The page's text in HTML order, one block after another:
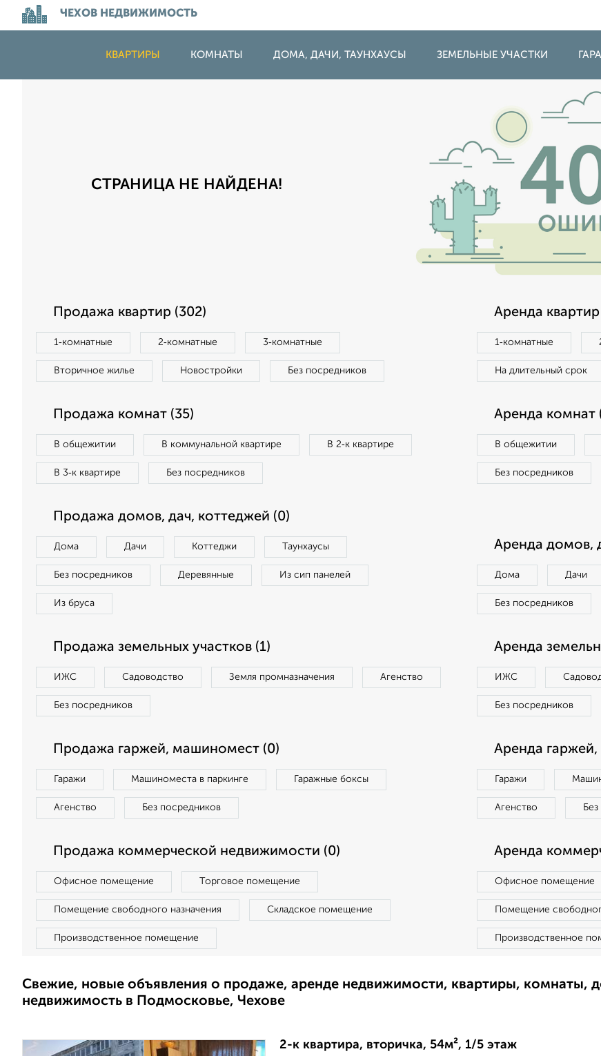
ЧЕХОВ НЕДВИЖИМОСТЬ
КВАРТИРЫ КОМНАТЫ ДОМА, ДАЧИ, ТАУНХАУСЫ ЗЕМЕЛЬНЫЕ УЧАСТКИ
СТРАНИЦА НЕ НАЙДЕНА!
Продажа квартир (302)
1‑комнатные 2‑комнатные 3‑комнатные
Вторичное жилье Новостройки Без посредников
Аренда квартир
1‑комнатные
На длительный срок
Продажа комнат (35)
В общежитии В коммунальной квартире В 2‑к квартире
В 3‑к квартире Без посредников
Аренда комнат
В общежитии
Без посредников
Продажа домов, дач, коттеджей (0)
Дома Дачи Коттеджи Таунхаусы
Без посредников Деревянные Из сип панелей
Из бруса
Аренда домов,
Дома Дачи
Без посредников
Продажа земельных участков (1)
ИЖС Садоводство Земля промназначения Агенство
Без посредников
Аренда
ИЖС
Без посредников
Продажа гаржей, машиномест (0)
Гаражи Машиноместа в паркинге Гаражные боксы
Агенство Без посредников
Аренда
Гаражи
Агенство
Продажа коммерческой недвижимости (0)
Офисное помещение Торговое помещение
Помещение свободного назначения Складское помещение
Производственное помещение
Аренда
Офисное помещение
Помещение
Производственное
Свежие, новые объявления о продаже, аренде недвижимости, квартиры, комнаты,
недвижимость в Подмосковье, Чехове
2-к квартира, вторичка, 54м², 1/5 этаж